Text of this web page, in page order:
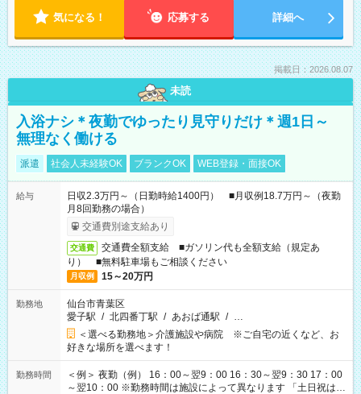
気になる！ 応募する 詳細へ
掲載日：2026.08.07
未読
入浴ナシ＊夜勤でゆったり見守りだけ＊週1日～
無理なく働ける
派遣 社会人未経験OK ブランクOK WEB登録・面接OK
給与
日収2.3万円～（日勤時給1400円） ■月収例18.7万円～（夜勤
月8回勤務の場合）
交通費別途支給あり
交通費
交通費全額支給 ■ガソリン代も全額支給（規定あ
り） ■無料駐車場もご相談ください
月収例 15～20万円
勤務地
仙台市青葉区
愛子駅 / 北四番丁駅 / あおば通駅 / …
＜選べる勤務地＞介護施設や病院 ※ご自宅の近くなど、お
好きな場所を選べます！
勤務時間
＜例＞ 夜勤（例） 16：00～翌9：00 16：30～翌9：30 17：00
～翌10：00 ※勤務時間は施設によって異なります 「土日祝は休